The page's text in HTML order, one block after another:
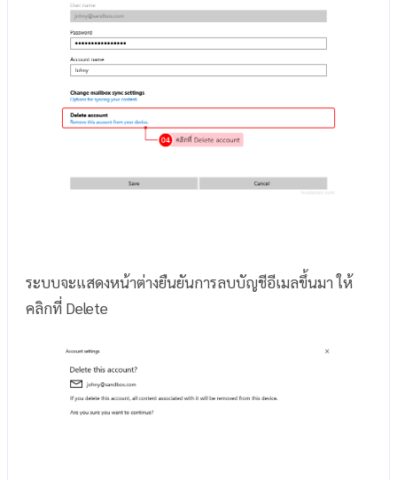
ระบบจะแสดงหน้าต่างยืนยันการลบบัญชีอีเมลขึ้นมา ให้
คลิกที่ Delete